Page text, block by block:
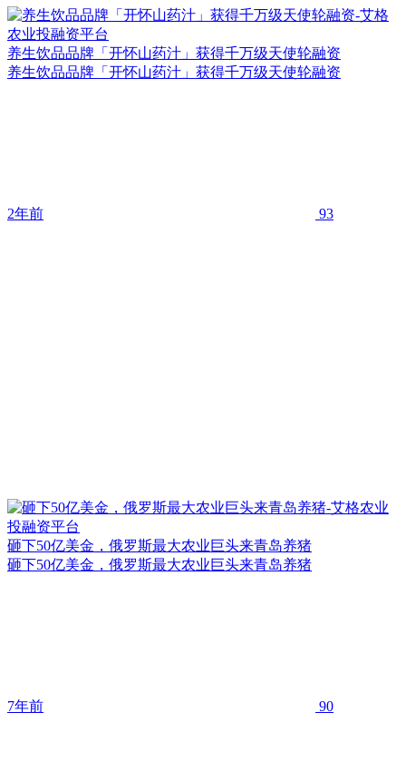
养生饮品品牌「开怀山药汁」获得千万级天使轮融资
养生饮品品牌「开怀山药汁」获得千万级天使轮融资
2年前 93
砸下50亿美金，俄罗斯最大农业巨头来青岛养猪
砸下50亿美金，俄罗斯最大农业巨头来青岛养猪
7年前 90